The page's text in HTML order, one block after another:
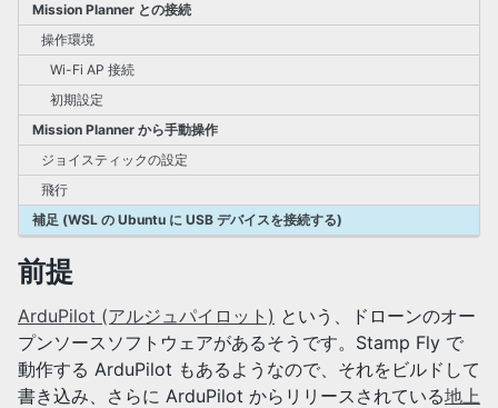
Mission Planner との接続
操作環境
Wi-Fi AP 接続
初期設定
Mission Planner から手動操作
ジョイスティックの設定
飛行
補足 (WSL の Ubuntu に USB デバイスを接続する)
前提
ArduPilot (アルジュパイロット) という、ドローンのオー
プンソースソフトウェアがあるそうです。Stamp Fly で
動作する ArduPilot もあるようなので、それをビルドして
書き込み、さらに ArduPilot からリリースされている地上